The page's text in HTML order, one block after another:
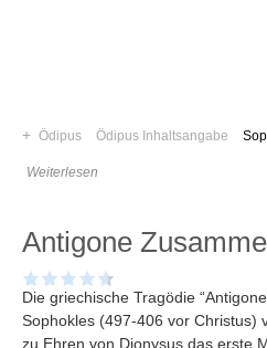
News
Foren
Suchen
Kontaktieren
+ Ödipus Ödipus Inhaltsangabe
Weiterlesen
Antigone
Die griechische Tragödie
Sophokles (497-406 vor Christus)
zu Ehren von Dionysus das erste